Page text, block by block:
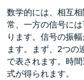
数学的には、相互
常、一方の信号に
ります。信号の振
ます。まず、2つの
で表されます。時
式が得られます。